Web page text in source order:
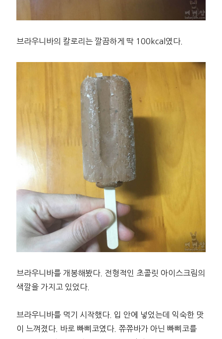
브라우니바의 칼로리는 깔끔하게 딱 100kcal였다.
브라우니바를 개봉해봤다. 전형적인 초콜릿 아이스크림의
색깔을 가지고 있었다.
브라우니바를 먹기 시작했다. 입 안에 넣었는데 익숙한 맛
이 느껴졌다. 바로 빠삐코였다. 쮸쮸바가 아닌 빠삐코를